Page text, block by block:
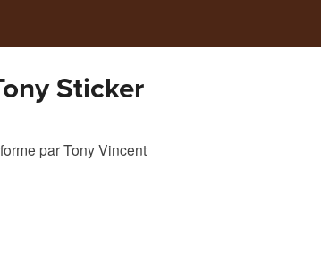
Sticker
parTony Vincent